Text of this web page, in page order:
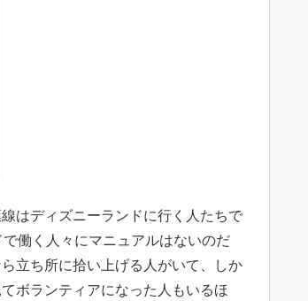
はディズニーランドに行く人たちで
働く人々にマニュアルはないのだ
立ち所に拾い上げる人がいて、しか
ボランティアになった人もいるほ